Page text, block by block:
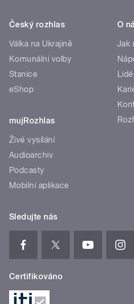
Český rozhlas
Válka na Ukrajině
Komunální volby
Stanice
eShop
mujRozhlas
Živé vysílání
Audioarchiv
Podcasty
Mobilní aplikace
O
Jak
Sledujte nás
Certifikováno